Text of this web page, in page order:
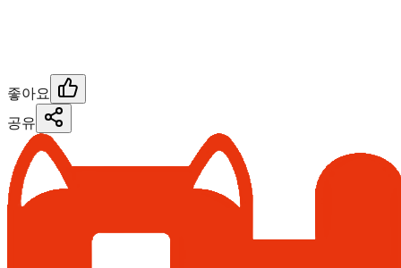
좋아요
공유